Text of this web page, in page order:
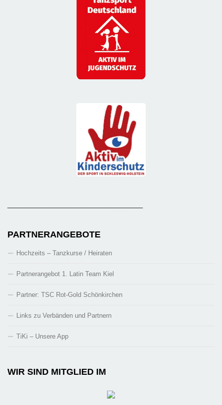
PARTNERANGEBOTE
Hochzeits – Tanzkurse / Heiraten
Partnerangebot 1. Latin Team Kiel
Partner: TSC Rot-Gold Schönkirchen
Links zu Verbänden und Partnern
TiKi – Unsere App
WIR SIND MITGLIED IM